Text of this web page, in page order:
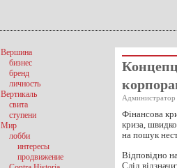
Фінансова
криза,
на пошук
Відповідно
Слід
Вершина
бизнес
бренд
личность
Вертикаль
свита
ступени
Мир
лобби
интересы
продвижение